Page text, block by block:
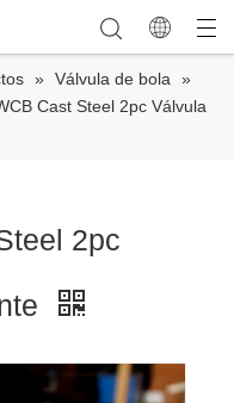
» Válvula de bola
»
Cast Steel 2pc Válvula
2pc